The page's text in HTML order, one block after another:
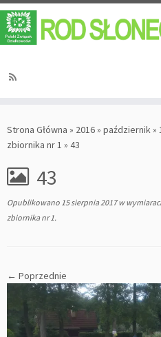
Strona Główna » 2016» październik»
zbiornika nr 1 » 43
43
Opublikowano 15 sierpnia 2017w
zbiornika nr 1.
← Poprzednie